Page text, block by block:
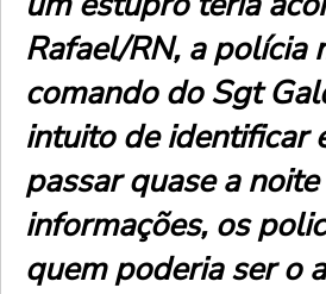
Rafael/RN, a polícia
comando do Sgt
intuito de identificar
passar quase a
informações, os
quem poderia ser o